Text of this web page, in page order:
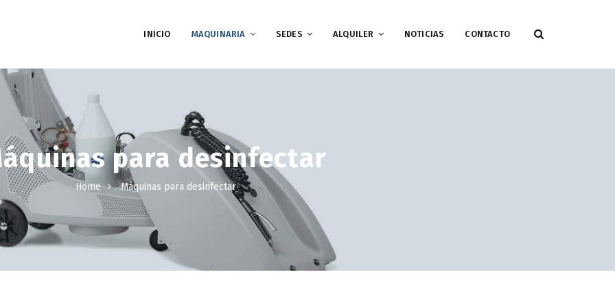
INICIO MAQUINARIA SEDES ALQUILER NOTICIAS CONTACTO
para desinfectar
Home Máquinas para desinfectar